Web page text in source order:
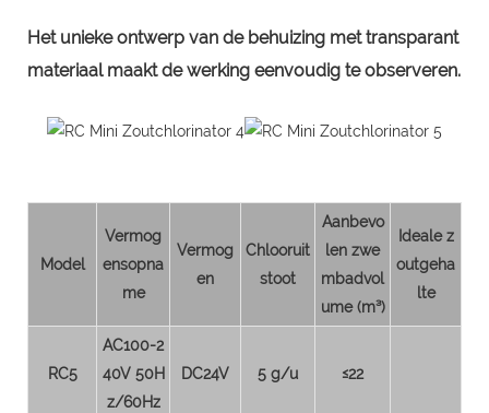
Het unieke ontwerp van de behuizing met transparant
materiaal maakt de werking eenvoudig te observeren.
Model
Vermog
ensopna
me
Vermog
en
Chlooruit
stoot
Aanbevo
len zwe
mbadvol
ume (m³)
Ideale z
outgeha
lte
RC5
AC100-2
40V 50H
z/60Hz
DC24V 5 g/u ≤22